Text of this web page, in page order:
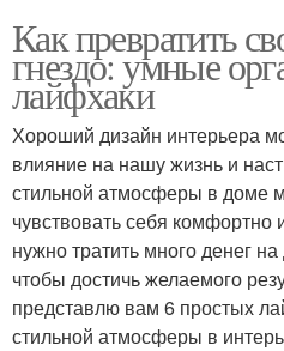
Как превратить
гнездо: умные
лайфхаки
Хороший дизайн интерьера
влияние на нашу жизнь и
стильной атмосферы в доме
чувствовать себя комфортно
нужно тратить много денег
чтобы достичь желаемого
представлю вам 6 простых
стильной атмосферы в